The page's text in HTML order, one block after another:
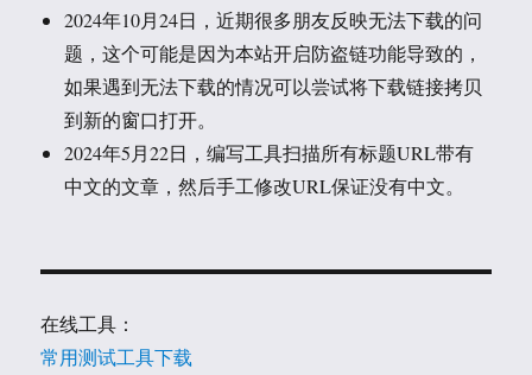
2024年10月24日，近期很多朋友反映无法下载的问
题，这个可能是因为本站开启防盗链功能导致的，
如果遇到无法下载的情况可以尝试将下载链接拷贝
到新的窗口打开。
2024年5月22日，编写工具扫描所有标题URL带有
中文的文章，然后手工修改URL保证没有中文。
在线工具：
常用测试工具下载